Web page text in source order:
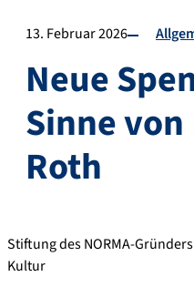
13. Februar 2026
Neue
Sinne
Roth
Stiftung des NORMA-
Kultur